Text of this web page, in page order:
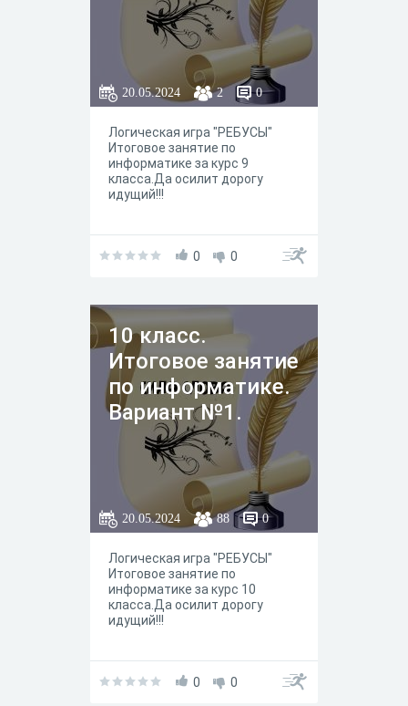
20.05.2024 2 0
Логическая игра "РЕБУСЫ"
Итоговое занятие по
информатике за курс 9
класса.Да осилит дорогу
идущий!!!
0 0
10 класс.
Итоговое занятие
по информатике.
Вариант №1.
20.05.2024 88 0
Логическая игра "РЕБУСЫ"
Итоговое занятие по
информатике за курс 10
класса.Да осилит дорогу
идущий!!!
0 0